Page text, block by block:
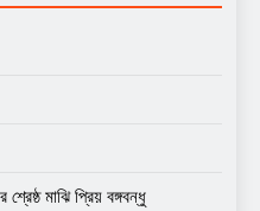
শ্রেষ্ঠ মাঝি প্রিয় বঙ্গবন্ধু